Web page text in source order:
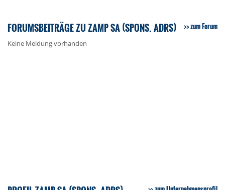
FORUMSBEITRÄGE ZU ZAMP SA (SPONS. ADRS) zum Forum
Keine Meldung vorhanden